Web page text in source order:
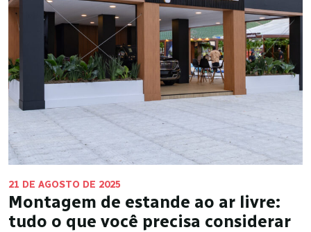
21 DE AGOSTO DE 2025
Montagem de estande ao ar livre:
tudo o que você precisa considerar